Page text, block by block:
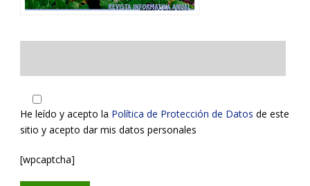
He leído y acepto la Política de Protección de Datos de este
sitio y acepto dar mis datos personales
[wpcaptcha]